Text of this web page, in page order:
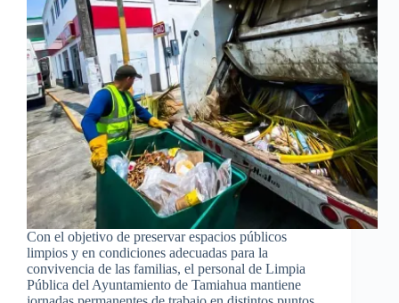
Con el objetivo de preservar espacios públicos
limpios y en condiciones adecuadas para la
convivencia de las familias, el personal de Limpia
Pública del Ayuntamiento de Tamiahua mantiene